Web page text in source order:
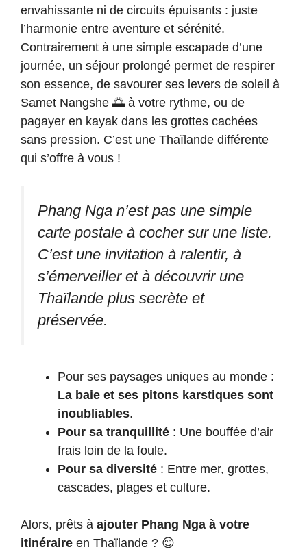
envahissante ni de circuits épuisants : juste
l’harmonie entre aventure et sérénité.
Contrairement à une simple escapade d’une
journée, un séjour prolongé permet de respirer
son essence, de savourer ses levers de soleil à
Samet Nangshe 🌅 à votre rythme, ou de
pagayer en kayak dans les grottes cachées
sans pression. C’est une Thaïlande différente
qui s’offre à vous !
Phang Nga n’est pas une simple
carte postale à cocher sur une liste.
C’est une invitation à ralentir, à
s’émerveiller et à découvrir une
Thaïlande plus secrète et
préservée.
Pour ses paysages uniques au monde :
La baie et ses pitons karstiques sont
inoubliables.
Pour sa tranquillité : Une bouffée d’air
frais loin de la foule.
Pour sa diversité : Entre mer, grottes,
cascades, plages et culture.
Alors, prêts à ajouter Phang Nga à votre
itinéraire en Thaïlande ? 😊